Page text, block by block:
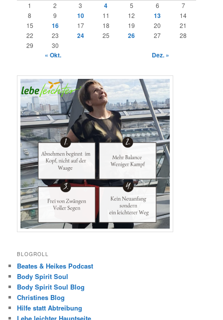
1 2 3 4 5 6
7
8
9 10 11 12 13
14
15
16 17 18 19 20
21
22
23 24 25 26 27
28
29
30
« Okt. Dez. »
BLOGROLL
Beates & Heikes Podcast
Body Spirit Soul
Body Spirit Soul Blog
Christines Blog
Hilfe statt Abtreibung